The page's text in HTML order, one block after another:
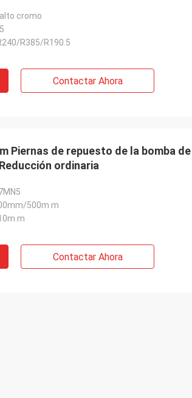
cromo
R385/R190.5
Contactar Ahora
Piernas de repuesto de la bomba
ordinaria
500m m
m
Contactar Ahora